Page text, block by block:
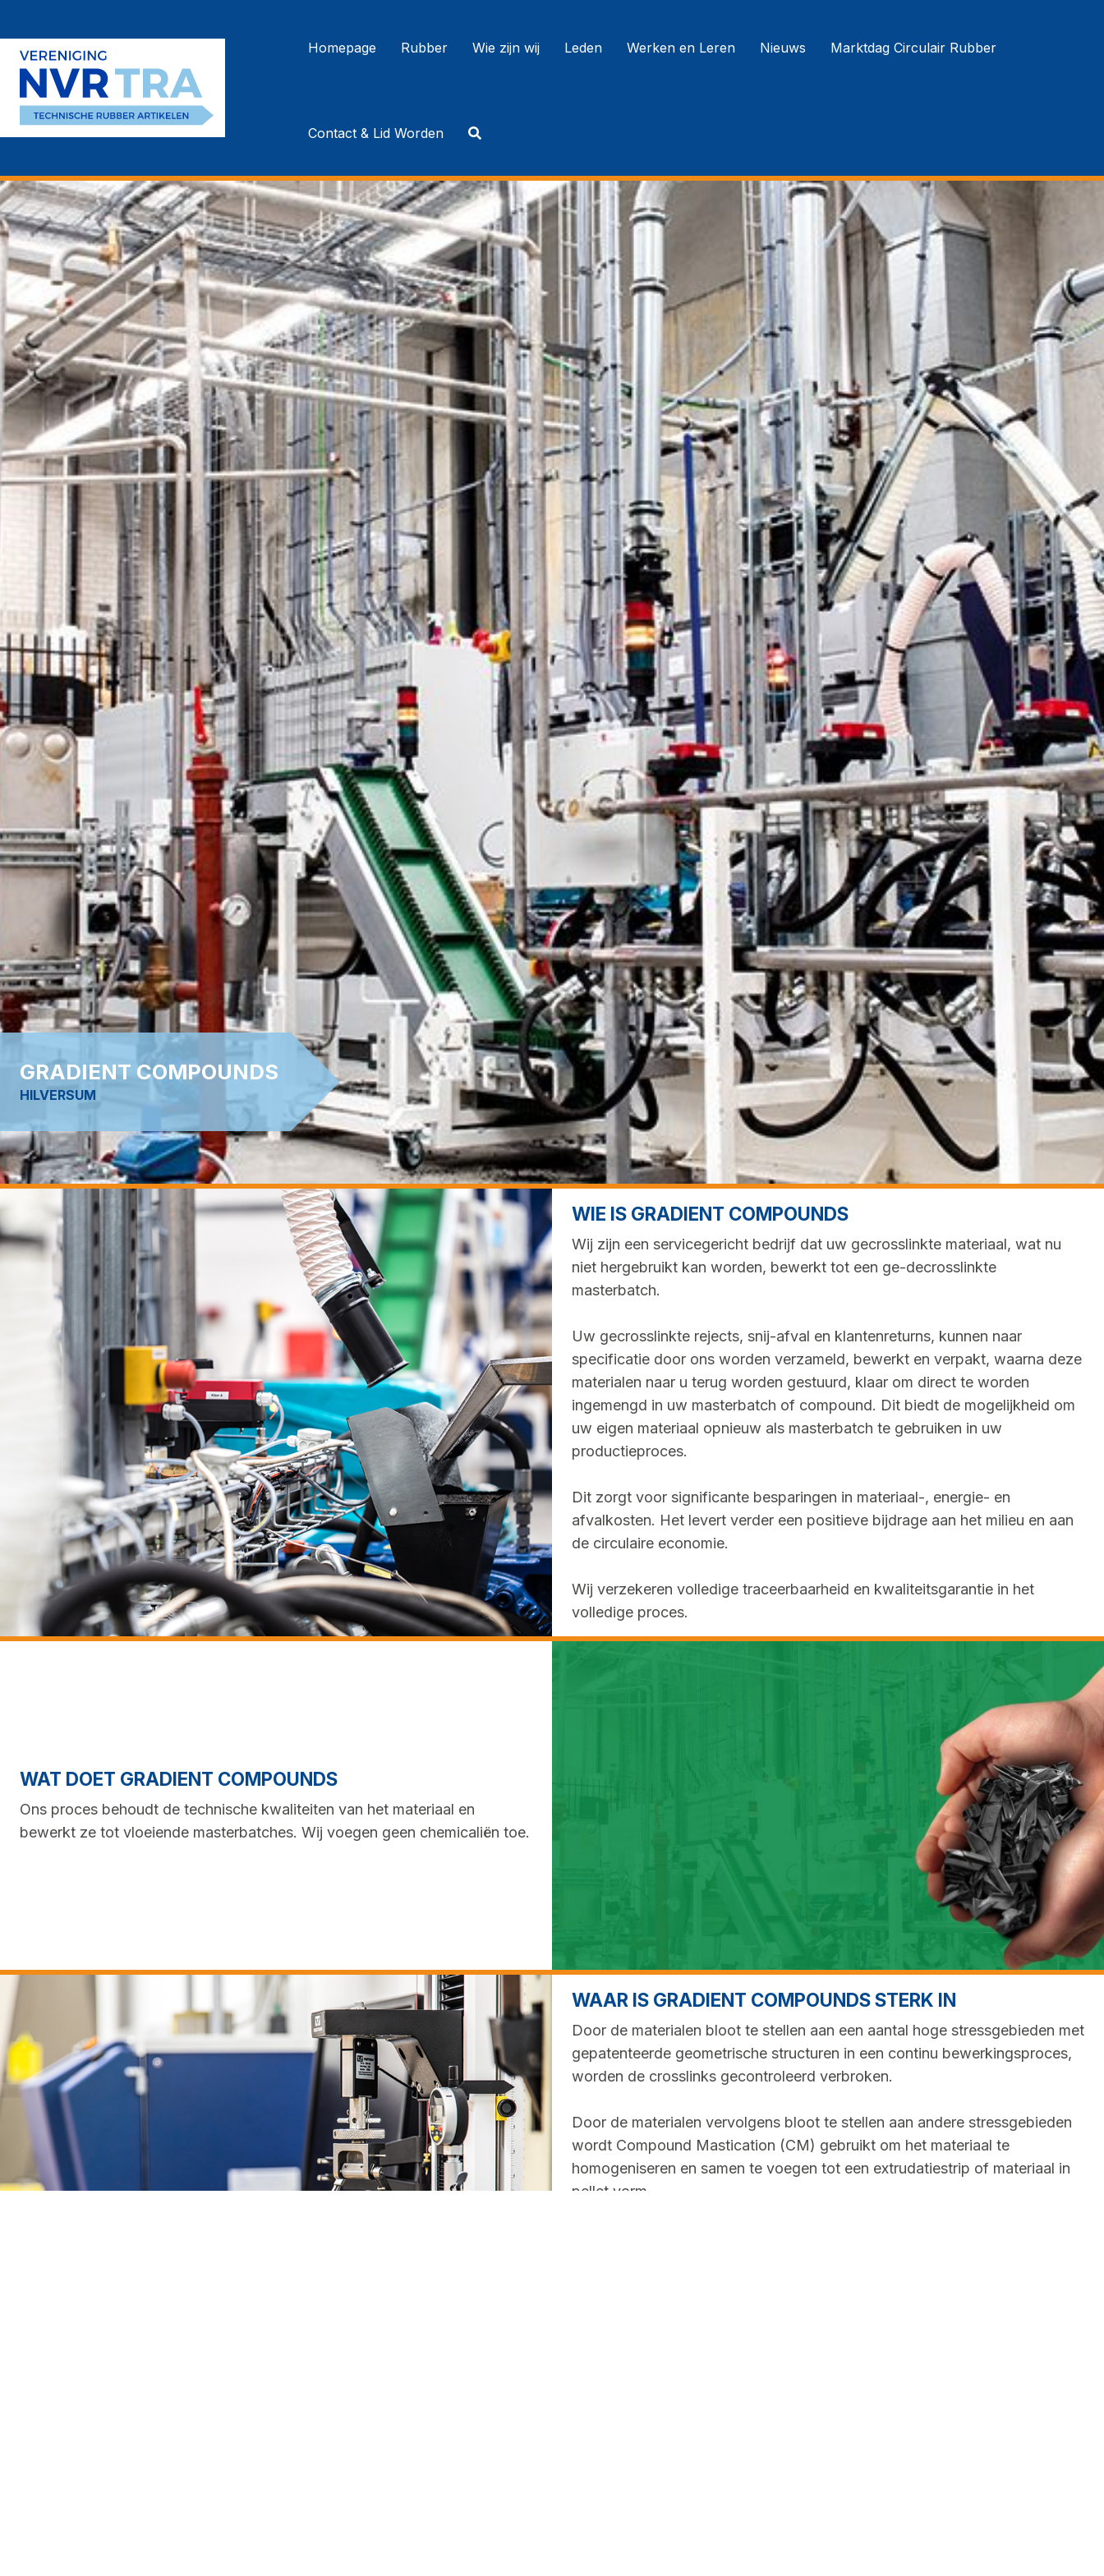
naar
inhoud
Homepage Rubber Wie zijn wij Leden Werken en Leren Nieuws Marktdag Circulair Rubber
Contact & Lid Worden
GRADIENT COMPOUNDS
HILVERSUM
WIE IS GRADIENT COMPOUNDS
Wij zijn een servicegericht bedrijf dat uw gecrosslinkte materiaal, wat nu
niet hergebruikt kan worden, bewerkt tot een ge-decrosslinkte
masterbatch.
Uw gecrosslinkte rejects, snij-afval en klantenreturns, kunnen naar
specificatie door ons worden verzameld, bewerkt en verpakt, waarna deze
materialen naar u terug worden gestuurd, klaar om direct te worden
ingemengd in uw masterbatch of compound. Dit biedt de mogelijkheid om
uw eigen materiaal opnieuw als masterbatch te gebruiken in uw
productieproces.
Dit zorgt voor significante besparingen in materiaal-, energie- en
afvalkosten. Het levert verder een positieve bijdrage aan het milieu en aan
de circulaire economie.
Wij verzekeren volledige traceerbaarheid en kwaliteitsgarantie in het
volledige proces.
WAT DOET GRADIENT COMPOUNDS
Ons proces behoudt de technische kwaliteiten van het materiaal en
bewerkt ze tot vloeiende masterbatches. Wij voegen geen chemicaliën toe.
WAAR IS GRADIENT COMPOUNDS STERK IN
Door de materialen bloot te stellen aan een aantal hoge stressgebieden met
gepatenteerde geometrische structuren in een continu bewerkingsproces,
worden de crosslinks gecontroleerd verbroken.
Door de materialen vervolgens bloot te stellen aan andere stressgebieden
wordt Compound Mastication (CM) gebruikt om het materiaal te
homogeniseren en samen te voegen tot een extrudatiestrip of materiaal in
pellet vorm.